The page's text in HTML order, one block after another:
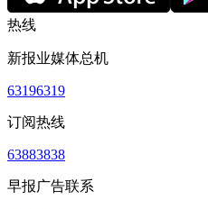
热线
新报业媒体总机
63196319
订阅热线
63883838
早报广告联系